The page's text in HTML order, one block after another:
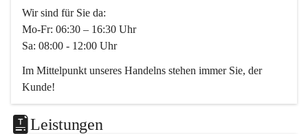
Wir sind für Sie da:
Mo-Fr: 06:30 – 16:30 Uhr
Sa: 08:00 - 12:00 Uhr
Im Mittelpunkt unseres Handelns stehen immer Sie, der
Kunde!
Das Team ist freundlich, motiviert und bestens geschult in
den Bereichen
Leistungen